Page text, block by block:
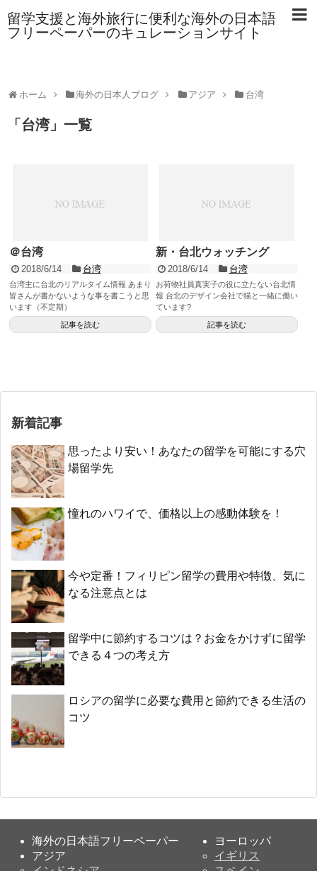
留学支援と海外旅行に便利な海外の日本語
フリーペーパーのキュレーションサイト
ホーム 海外の日本人ブログ アジア 台湾
「 台湾」 一覧
＠台湾
2018/6/14 台湾
台湾主に台北のリアルタイム情報 あまり
皆さんが書かないような事を書こうと思
います（不定期）
記事を読む
新・台北ウォッチング
2018/6/14 台湾
お荷物社員真実子の役に立たない台北情
報 台北のデザイン会社で猫と一緒に働い
ています?
記事を読む
新着記事
思ったより安い！あなたの留学を可能にする穴
場留学先
憧れのハワイで、価格以上の感動体験を！
今や定番！フィリピン留学の費用や特徴、気に
なる注意点とは
留学中に節約するコツは？お金をかけずに留学
できる４つの考え方
ロシアの留学に必要な費用と節約できる生活の
コツ
海外の日本語フリーペーパー
アジア
ヨーロッパ
イギリス